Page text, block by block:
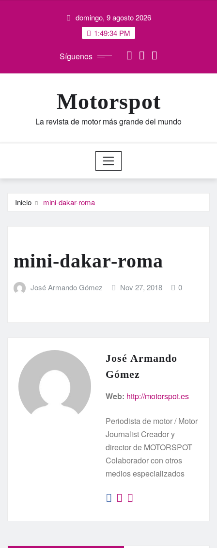
domingo, 9 agosto 2026
1:49:35 PM
Síguenos
Motorspot
La revista de motor más grande del mundo
Inicio mini-dakar-roma
mini-dakar-roma
José Armando Gómez Nov 27, 2018 0
José Armando
Gómez
Web: http://motorspot.es
Periodista de motor / Motor
Journalist Creador y
director de MOTORSPOT
Colaborador con otros
medios especializados